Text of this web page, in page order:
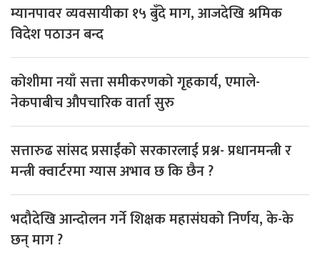
म्यानपावर व्यवसायीका १५ बुँदे माग, आजदेखि श्रमिक
विदेश पठाउन बन्द
कोशीमा नयाँ सत्ता समीकरणको गृहकार्य, एमाले-
नेकपाबीच औपचारिक वार्ता सुरु
सत्तारुढ सांसद प्रसाईंको सरकारलाई प्रश्न- प्रधानमन्त्री र
मन्त्री क्वार्टरमा ग्यास अभाव छ कि छैन ?
भदौदेखि आन्दोलन गर्ने शिक्षक महासंघको निर्णय, के-के
छन् माग ?